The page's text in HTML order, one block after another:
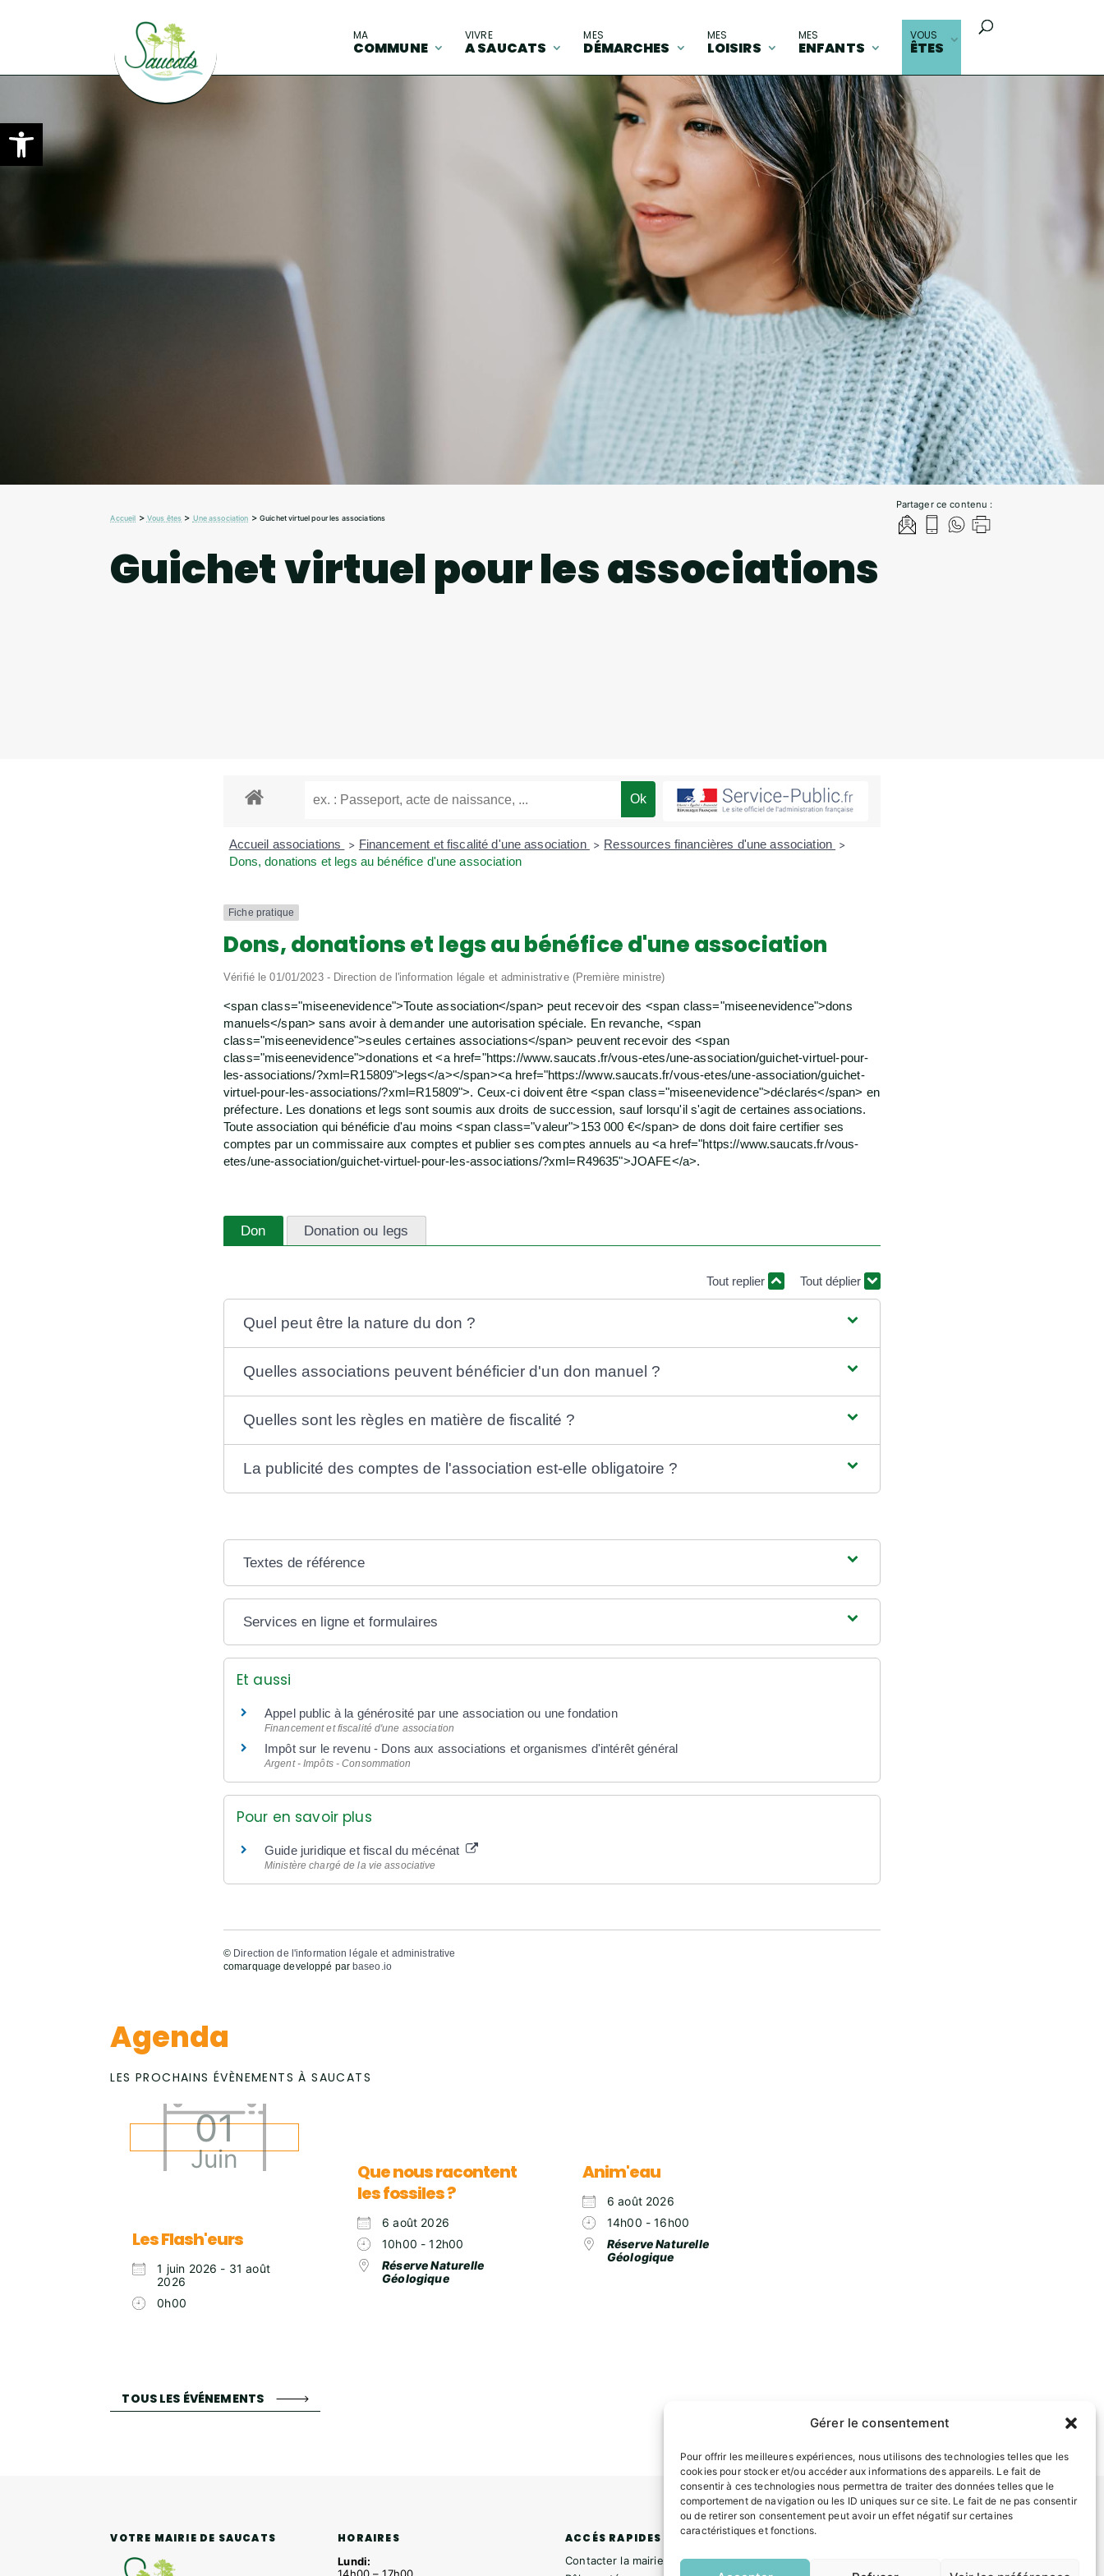
Ouvrir la barre d’outils
Gérer le consentement
Pour offrir les meilleures expériences, nous utilisons des technologies telles que les
cookies pour stocker et/ou accéder aux informations des appareils. Le fait de
consentir à ces technologies nous permettra de traiter des données telles que le
comportement de navigation ou les ID uniques sur ce site. Le fait de ne pas consentir
ou de retirer son consentement peut avoir un effet négatif sur certaines
caractéristiques et fonctions.
MA
COMMUNE
VIVRE
A SAUCATS
MES
DÉMARCHES
MES
LOISIRS
MES
ENFANTS
VOUS
ÊTES
Partager ce contenu :
Accueil > Vous êtes > Une association >Guichet virtuel pour les associations
Guichet virtuel pour les associations
Accueil associations > Financement et fiscalité d'une association > Ressources financières d'une association >
Dons, donations et legs au bénéfice d'une association
Fiche pratique
Dons, donations et legs au bénéfice d'une association
Vérifié le 01/01/2023 - Direction de l'information légale et administrative (Première ministre)
<span class="miseenevidence">Toute association</span> peut recevoir des <span class="miseenevidence">dons
manuels</span> sans avoir à demander une autorisation spéciale. En revanche, <span
class="miseenevidence">seules certaines associations</span> peuvent recevoir des <span
class="miseenevidence">donations et <a href="https://www.saucats.fr/vous-etes/une-association/guichet-virtuel-pour-
les-associations/?xml=R15809">legs</a></span><a href="https://www.saucats.fr/vous-etes/une-association/guichet-
virtuel-pour-les-associations/?xml=R15809">. Ceux-ci doivent être <span class="miseenevidence">déclarés</span> en
préfecture. Les donations et legs sont soumis aux droits de succession, sauf lorsqu'il s'agit de certaines associations.
Toute association qui bénéficie d'au moins <span class="valeur">153 000 €</span> de dons doit faire certifier ses
comptes par un commissaire aux comptes et publier ses comptes annuels au <a href="https://www.saucats.fr/vous-
etes/une-association/guichet-virtuel-pour-les-associations/?xml=R49635">JOAFE</a>.
Don Donation ou legs
Tout replier Tout déplier
Quel peut être la nature du don ?
Quelles associations peuvent bénéficier d'un don manuel ?
Quelles sont les règles en matière de fiscalité ?
La publicité des comptes de l'association est-elle obligatoire ?
Textes de référence
Services en ligne et formulaires
Et aussi
Appel public à la générosité par une association ou une fondation
Financement et fiscalité d'une association
Impôt sur le revenu - Dons aux associations et organismes d'intérêt général
Argent - Impôts - Consommation
Pour en savoir plus
Guide juridique et fiscal du mécénat
Ministère chargé de la vie associative
© Direction de l'information légale et administrative
comarquage developpé par baseo.io
Agenda
LES PROCHAINS ÉVÈNEMENTS À SAUCATS
01
Juin
Les Flash'eurs
1 juin 2026 - 31 août
2026
0h00
Que nous racontent
les fossiles ?
6 août 2026
10h00 - 12h00
Réserve Naturelle
Géologique
Anim'eau
6 août 2026
14h00 - 16h00
Réserve Naturelle
Géologique
TOUS LES ÉVÉNEMENTS
VOTRE MAIRIE DE SAUCATS HORAIRES
Lundi:
14h00 – 17h00
ACCÉS RAPIDES
Contacter la mairie
INFORMATIONS LÉGALES
Mentions légales